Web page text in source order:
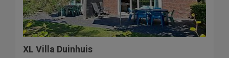
XL Villa Duinhuis